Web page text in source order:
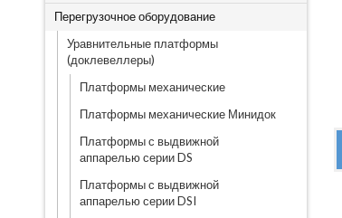
Перегрузочное оборудование
Уравнительные платформы
(доклевеллеры)
Платформы механические
Платформы механические Минидок
Платформы с выдвижной
аппарелью серии DS
Платформы с выдвижной
аппарелью серии DSI